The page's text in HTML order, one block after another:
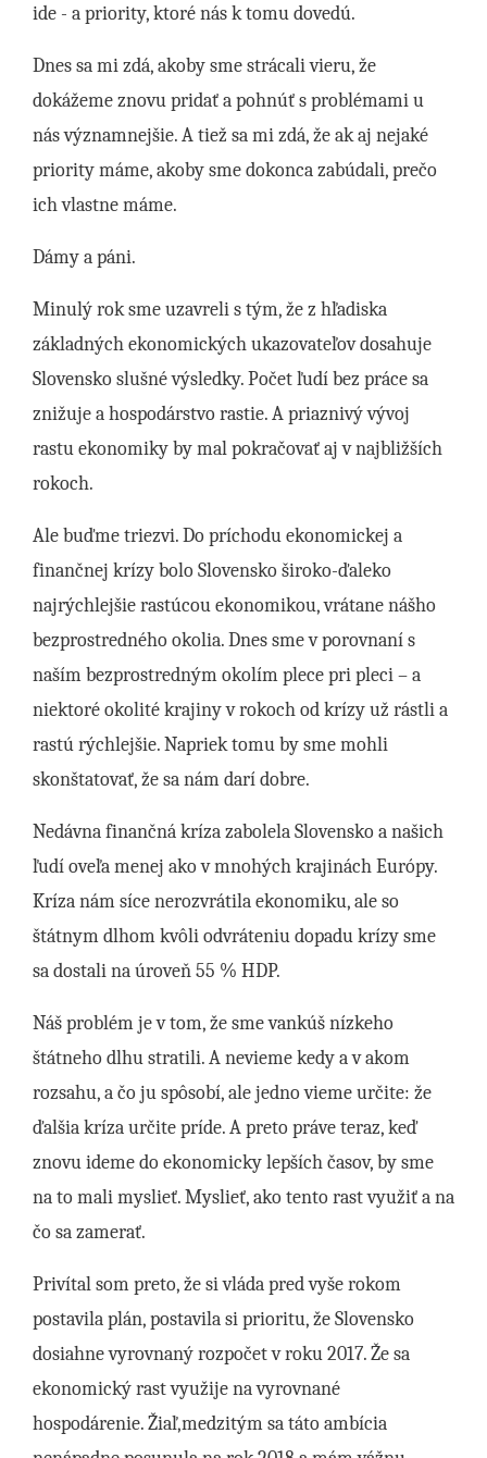
ide - a priority, ktoré nás k tomu dovedú.
Dnes sa mi zdá, akoby sme strácali vieru, že
dokážeme znovu pridať a pohnúť s problémami u
nás významnejšie. A tiež sa mi zdá, že ak aj nejaké
priority máme, akoby sme dokonca zabúdali, prečo
ich vlastne máme.
Dámy a páni.
Minulý rok sme uzavreli s tým, že z hľadiska
základných ekonomických ukazovateľov dosahuje
Slovensko slušné výsledky. Počet ľudí bez práce sa
znižuje a hospodárstvo rastie. A priaznivý vývoj
rastu ekonomiky by mal pokračovať aj v najbližších
rokoch.
Ale buďme triezvi. Do príchodu ekonomickej a
finančnej krízy bolo Slovensko široko-ďaleko
najrýchlejšie rastúcou ekonomikou, vrátane nášho
bezprostredného okolia. Dnes sme v porovnaní s
naším bezprostredným okolím plece pri pleci – a
niektoré okolité krajiny v rokoch od krízy už rástli a
rastú rýchlejšie. Napriek tomu by sme mohli
skonštatovať, že sa nám darí dobre.
Nedávna finančná kríza zabolela Slovensko a našich
ľudí oveľa menej ako v mnohých krajinách Európy.
Kríza nám síce nerozvrátila ekonomiku, ale so
štátnym dlhom kvôli odvráteniu dopadu krízy sme
sa dostali na úroveň 55 % HDP.
Náš problém je v tom, že sme vankúš nízkeho
štátneho dlhu stratili. A nevieme kedy a v akom
rozsahu, a čo ju spôsobí, ale jedno vieme určite: že
ďalšia kríza určite príde. A preto práve teraz, keď
znovu ideme do ekonomicky lepších časov, by sme
na to mali myslieť. Myslieť, ako tento rast využiť a na
čo sa zamerať.
Privítal som preto, že si vláda pred vyše rokom
postavila plán, postavila si prioritu, že Slovensko
dosiahne vyrovnaný rozpočet v roku 2017. Že sa
ekonomický rast využije na vyrovnané
hospodárenie. Žiaľ,medzitým sa táto ambícia